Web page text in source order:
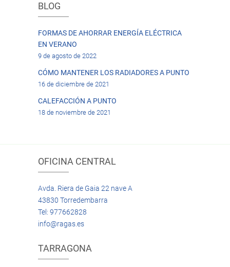
BLOG
FORMAS DE AHORRAR ENERGÍA ELÉCTRICA
EN VERANO
9 de agosto de 2022
CÓMO MANTENER LOS RADIADORES A PUNTO
16 de diciembre de 2021
CALEFACCIÓN A PUNTO
18 de noviembre de 2021
OFICINA CENTRAL
Avda. Riera de Gaia 22 nave A
43830 Torredembarra
Tel: 977662828
info@ragas.es
TARRAGONA